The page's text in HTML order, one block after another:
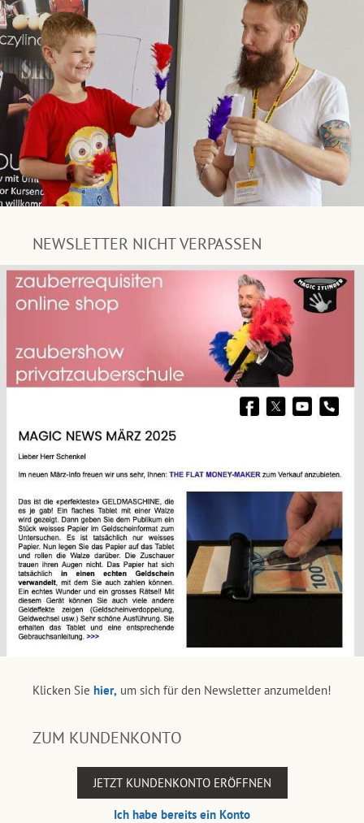
NEWSLETTER NICHT VERPASSEN
Klicken Sie hier, um sich für den Newsletter anzumelden!
ZUM KUNDENKONTO
JETZT KUNDENKONTO ERÖFFNEN
Ich habe bereits ein Konto